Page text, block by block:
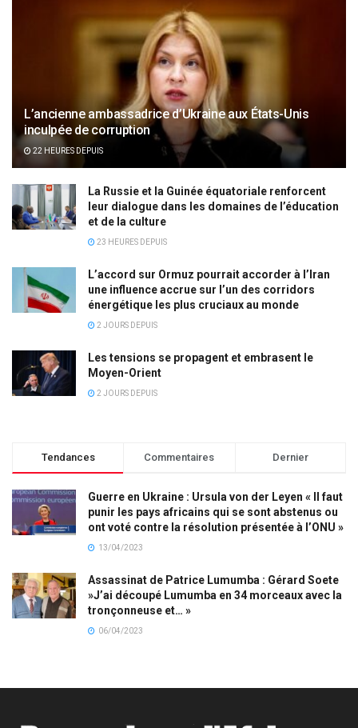
L’ancienne ambassadrice d’Ukraine aux États-Unis
inculpée de corruption
22 HEURES DEPUIS
La Russie et la Guinée équatoriale renforcent
leur dialogue dans les domaines de l’éducation
et de la culture
23 HEURES DEPUIS
L’accord sur Ormuz pourrait accorder à l’Iran
une influence accrue sur l’un des corridors
énergétique les plus cruciaux au monde
2 JOURS DEPUIS
Les tensions se propagent et embrasent le
Moyen-Orient
2 JOURS DEPUIS
Tendances Commentaires Dernier
Guerre en Ukraine : Ursula von der Leyen « Il faut
punir les pays africains qui se sont abstenus ou
ont voté contre la résolution présentée à l’ONU »
13/04/2023
Assassinat de Patrice Lumumba : Gérard Soete
»J’ai découpé Lumumba en 34 morceaux avec la
tronçonneuse et… »
06/04/2023